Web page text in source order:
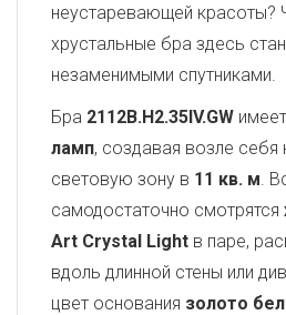
неустаревающей красоты?
хрустальные бра здесь
незаменимыми спутниками.
Бра 2112B.H2.35IV.GW
ламп, создавая возле
световую зону в 11 кв. м.
самодостаточно смотрятся
Art Crystal Light в паре,
вдоль длинной стены или
цвет основания золото